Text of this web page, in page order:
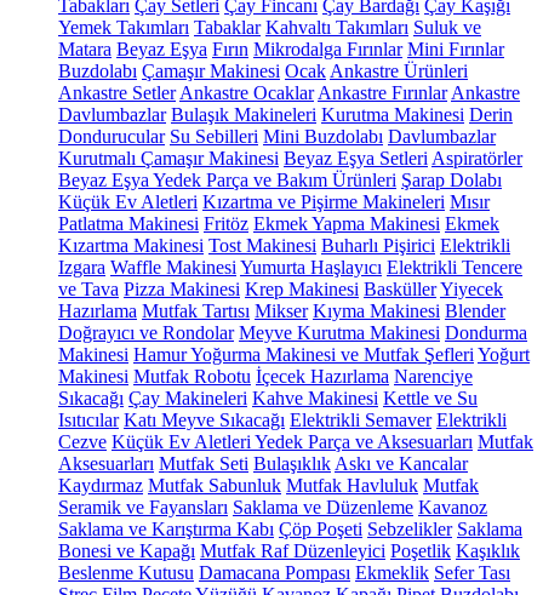
Tabakları Çay Setleri Çay Fincanı Çay Bardağı Çay Kaşığı
Yemek Takımları Tabaklar Kahvaltı Takımları Suluk ve
Matara Beyaz Eşya Fırın Mikrodalga Fırınlar Mini Fırınlar
Buzdolabı Çamaşır Makinesi Ocak Ankastre Ürünleri
Ankastre Setler Ankastre Ocaklar Ankastre Fırınlar Ankastre
Davlumbazlar Bulaşık Makineleri Kurutma Makinesi Derin
Dondurucular Su Sebilleri Mini Buzdolabı Davlumbazlar
Kurutmalı Çamaşır Makinesi Beyaz Eşya Setleri Aspiratörler
Beyaz Eşya Yedek Parça ve Bakım Ürünleri Şarap Dolabı
Küçük Ev Aletleri Kızartma ve Pişirme Makineleri Mısır
Patlatma Makinesi Fritöz Ekmek Yapma Makinesi Ekmek
Kızartma Makinesi Tost Makinesi Buharlı Pişirici Elektrikli
Izgara Waffle Makinesi Yumurta Haşlayıcı Elektrikli Tencere
ve Tava Pizza Makinesi Krep Makinesi BasküllerYiyecek
Hazırlama Mutfak Tartısı Mikser Kıyma Makinesi Blender
Doğrayıcı ve Rondolar Meyve Kurutma Makinesi Dondurma
Makinesi Hamur Yoğurma Makinesi ve Mutfak Şefleri Yoğurt
Makinesi Mutfak Robotu İçecek Hazırlama Narenciye
Sıkacağı Çay Makineleri Kahve Makinesi Kettle ve Su
Isıtıcılar Katı Meyve Sıkacağı Elektrikli Semaver Elektrikli
Cezve Küçük Ev Aletleri Yedek Parça ve Aksesuarları Mutfak
Aksesuarları Mutfak Seti Bulaşıklık Askı ve Kancalar
Kaydırmaz Mutfak Sabunluk Mutfak Havluluk Mutfak
Seramik ve Fayansları Saklama ve Düzenleme Kavanoz
Saklama ve Karıştırma Kabı Çöp Poşeti Sebzelikler Saklama
Bonesi ve Kapağı Mutfak Raf Düzenleyici Poşetlik Kaşıklık
Beslenme Kutusu Damacana Pompası Ekmeklik Sefer Tası